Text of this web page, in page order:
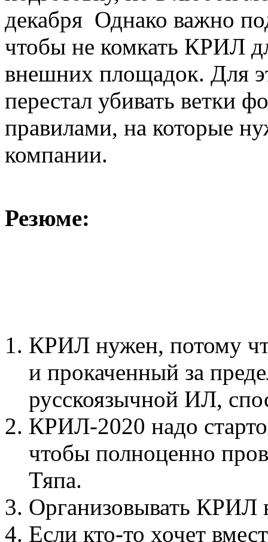
декабря Однако важно
чтобы не комкать КРИЛ
внешних площадок. Для
перестал убивать ветки
правилами, на которые
компании.
Резюме:
КРИЛ нужен, потому
и прокаченный за
русскоязычной ИЛ,
КРИЛ-2020 надо
чтобы полноценно
Тяпа.
Организовывать КРИЛ
Если кто-то хочет